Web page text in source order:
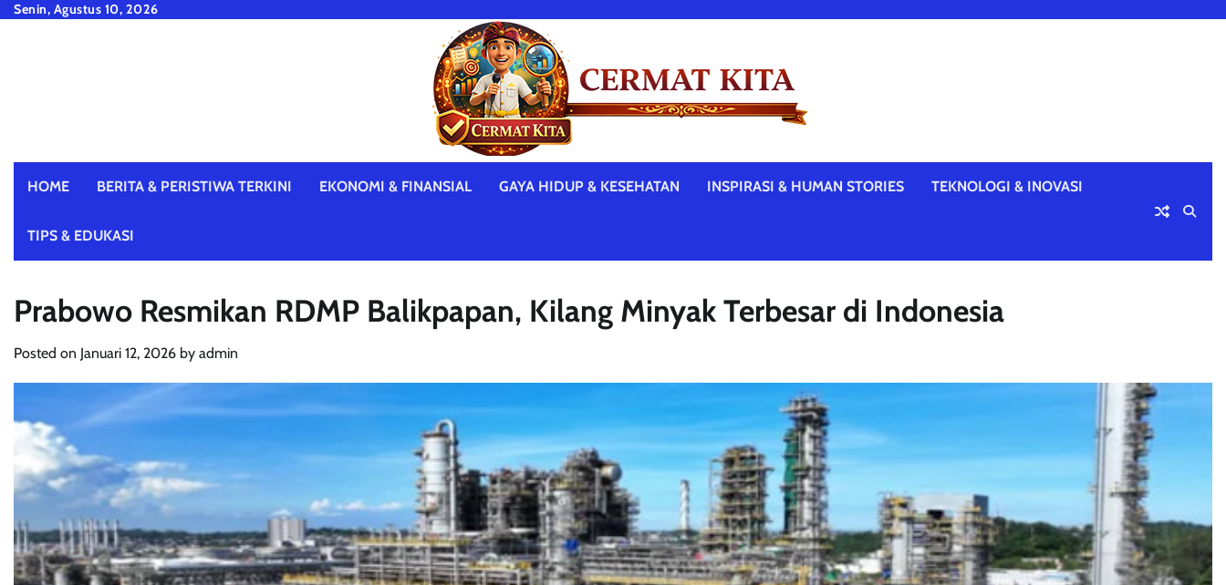
SkipSenin, Agustus 10, 2026
HOME BERITA & PERISTIWA TERKINI EKONOMI & FINANSIAL GAYA HIDUP & KESEHATAN INSPIRASI & HUMAN STORIES TEKNOLOGI & INOVASI
TIPS & EDUKASI
Prabowo Resmikan RDMP Balikpapan, Kilang Minyak Terbesar di Indonesia
Posted on Januari 12, 2026 by admin